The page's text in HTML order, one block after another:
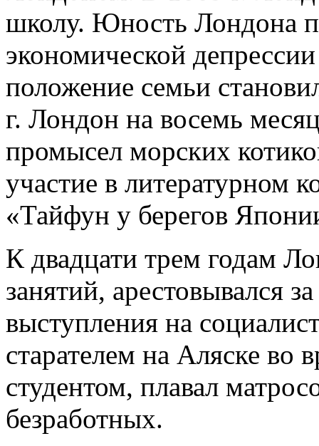
школу. Юность Лондона
экономической
положение семьи
г. Лондон на восемь
промысел морских
участие в литературном
«Тайфун у берегов
К двадцати трем годам
занятий, арестовывался
выступления на
старателем на Аляске во
студентом, плавал
безработных.